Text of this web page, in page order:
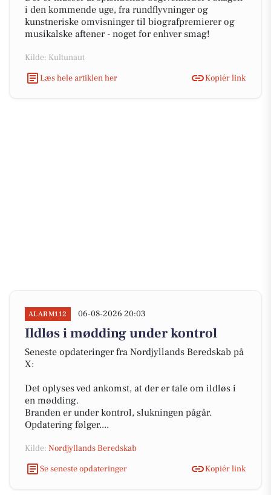
i den kommende uge, fra rundflyvninger og
kunstneriske omvisninger til biografpremierer og
musikalske aftener - noget for enhver smag!
Kilde: Kultunaut
Læs hele artiklen her
Kopiér link
ALARM112 06-08-2026 20:03
Ildløs i mødding under kontrol
Seneste opdateringer fra Nordjyllands Beredskab på
X:
Det oplyses ved ankomst, at der er tale om ildløs i
en mødding.
Branden er under kontrol, slukningen pågår.
Opdatering følger....
Kilde: Nordjyllands Beredskab
Se seneste opdateringer
Kopiér link